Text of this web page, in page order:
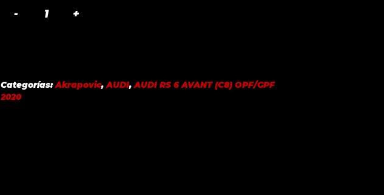
EMBELLECEDOR
CARBONO
MATE
Categorías:Akrapovic,AUDI,AUDI RS 6 AVANT (C8) OPF/GPF
2020